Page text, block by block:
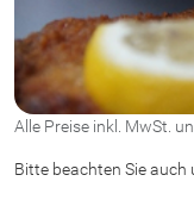
Alle Preise inkl. MwSt.
Bitte beachten Sie auch